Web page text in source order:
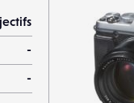
-
-